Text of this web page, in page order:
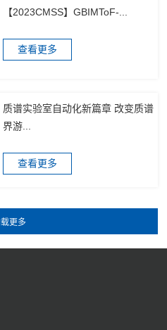
【2023CMSS】GBIMToF-...
查看更多
质谱实验室自动化新篇章 改变质谱
界游...
查看更多